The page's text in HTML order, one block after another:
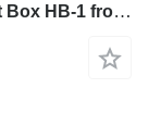
TICAB Asphalt Recycling Machine / Hot Box HB-1 from Manufacturer